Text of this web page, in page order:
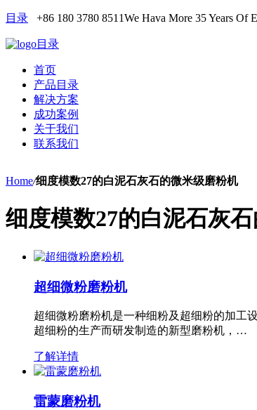
目录 +86 180 3780 8511We Hava More 35 Years Of
目录
首页
产品目录
解决方案
成功案例
关于我们
联系我们
Home/细度模数27的白泥石灰石的微米级磨粉机
细度模数27的白泥石灰
超细微粉磨粉机
超细微粉磨粉机是一种细粉及超细粉的加工
超细粉的生产而研发制造的新型磨粉机，…
了解详情
雷蒙磨粉机